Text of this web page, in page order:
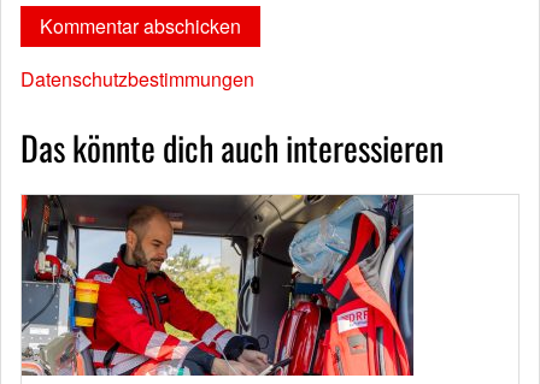
Datenschutzbestimmungen
Das könnte dich auch interessieren